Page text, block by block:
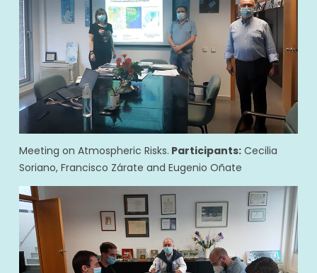
Meeting on Atmospheric Risks. Participants:Cecilia
Soriano, Francisco Zárate and Eugenio Oñate